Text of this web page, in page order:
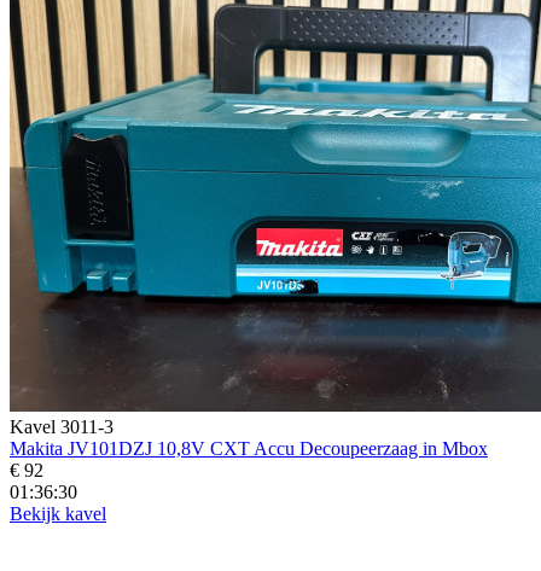
Kavel 3011-3
Makita JV101DZJ 10,8V CXT Accu Decoupeerzaag in Mbox
€ 92
01:36:28
Bekijk kavel